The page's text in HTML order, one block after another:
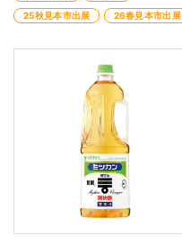
25秋見本市出展
26春見本市出展